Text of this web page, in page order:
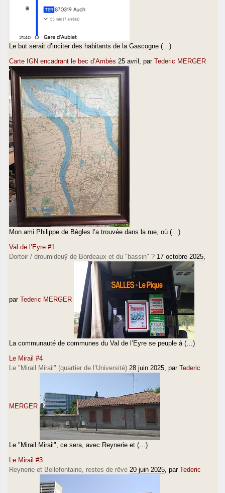
Le but serait d’inciter des habitants de la Gascogne (…)
Carte IGN encadrant le bec d’Ambès 25 avril , par Tederic MERGER
Mon ami Philippe de Bègles l’a trouvée dans la rue, où (…)
Val de l’Eyre #1
Dortoir / droumideuÿ de Bordeaux et du "bassin" ? 17 octobre 2025
par Tederic MERGER
La communauté de communes du Val de l’Eyre se peuple à (…)
Le Mirail #4
Le "Mirail Mirail" (quartier de l’Université) 28 juin 2025 , par Tederic
MERGER
Le "Mirail Mirail", ce sera, avec Reynerie et (…)
Le Mirail #3
Reynerie et Bellefontaine, restes de rêve 20 juin 2025 , par Tederic